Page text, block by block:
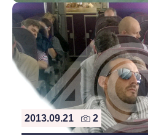
2013.09.21 2